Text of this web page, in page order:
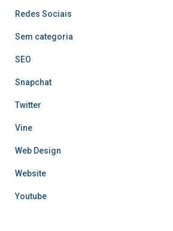
Redes Sociais
Sem categoria
SEO
Snapchat
Twitter
Vine
Web Design
Website
Youtube